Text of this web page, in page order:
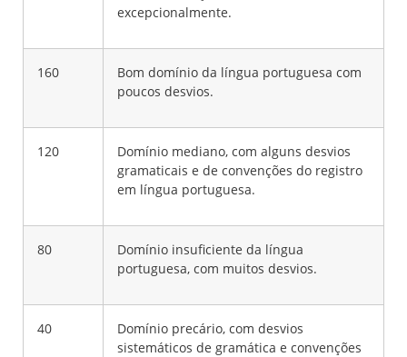
excepcionalmente.
160
Bom domínio da língua portuguesa com
poucos desvios.
120
Domínio mediano, com alguns desvios
gramaticais e de convenções do registro
em língua portuguesa.
80
Domínio insuficiente da língua
portuguesa, com muitos desvios.
40
Domínio precário, com desvios
sistemáticos de gramática e convenções